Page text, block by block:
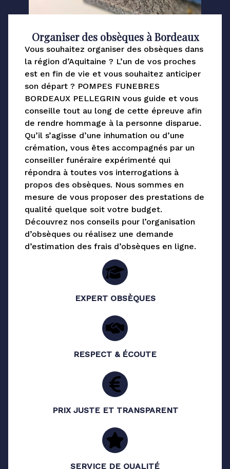
Organiser des obsèques à Bordeaux
Vous souhaitez organiser des obsèques dans
la région d’Aquitaine ? L’un de vos proches
est en fin de vie et vous souhaitez anticiper
son départ ? POMPES FUNEBRES
BORDEAUX PELLEGRIN vous guide et vous
conseille tout au long de cette épreuve afin
de rendre hommage à la personne disparue.
Qu’il s’agisse d’une inhumation ou d’une
crémation, vous êtes accompagnés par un
conseiller funéraire expérimenté qui
répondra à toutes vos interrogations à
propos des obsèques. Nous sommes en
mesure de vous proposer des prestations de
qualité quelque soit votre budget.
Découvrez nos conseils pour l’organisation
d’obsèques ou réalisez une demande
d’estimation des frais d’obsèques en ligne.
EXPERT OBSÈQUES
RESPECT & ÉCOUTE
PRIX JUSTE ET TRANSPARENT
SERVICE DE QUALITÉ